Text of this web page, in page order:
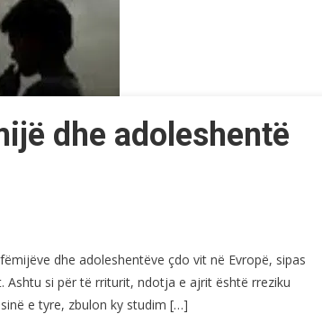
dhe adoleshentë
dhe adoleshentëve çdo vit në Evropë, sipas
Ashtu si për të rriturit, ndotja e ajrit është rreziku
e tyre, zbulon ky studim […]